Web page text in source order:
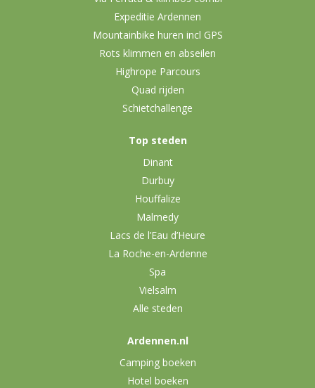
Expeditie Ardennen
Mountainbike huren incl GPS
Rots klimmen en abseilen
Highrope Parcours
Quad rijden
Schietchallenge
Top steden
Dinant
Durbuy
Houffalize
Malmedy
Lacs de l’Eau d’Heure
La Roche-en-Ardenne
Spa
Vielsalm
Alle steden
Ardennen.nl
Camping boeken
Hotel boeken